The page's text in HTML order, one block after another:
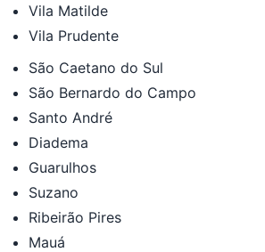
Vila Matilde
Vila Prudente
São Caetano do Sul
São Bernardo do Campo
Santo André
Diadema
Guarulhos
Suzano
Ribeirão Pires
Mauá